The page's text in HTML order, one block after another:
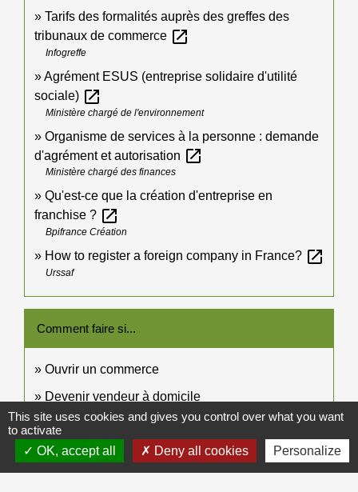
Tarifs des formalités auprès des greffes des
tribunaux de commerce open_in_new
Infogreffe
Agrément ESUS (entreprise solidaire d'utilité
sociale) open_in_new
Ministère chargé de l'environnement
Organisme de services à la personne : demande
d'agrément et autorisation open_in_new
Ministère chargé des finances
Qu'est-ce que la création d'entreprise en
franchise ? open_in_new
Bpifrance Création
How to register a foreign company in France? open_in_new
Urssaf
Comment faire si...
Ouvrir un commerce
Devenir vendeur à domicile
Signaler une erreur sur cette page
This site uses cookies and gives you control over what you want
to activate
OK, accept all
Deny all cookies Personalize